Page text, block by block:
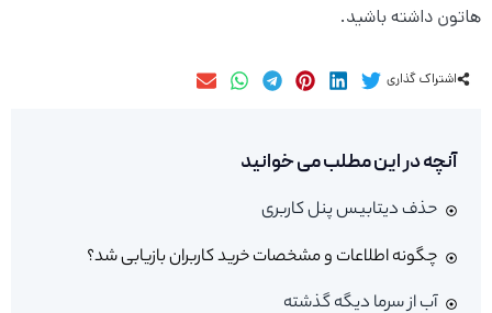
هاتون داشته باشید.
اشتراک گذاری
آنچه در این مطلب می خوانید
حذف دیتابیس پنل کاربری
چگونه اطلاعات و مشخصات خرید کاربران بازیابی شد؟
آب از سرما دیگه گذشته